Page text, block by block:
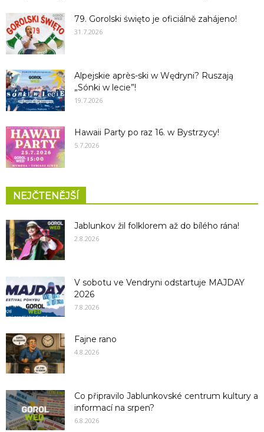
79. Gorolski święto je oficiálně zahájeno!
31.7.2026
Alpejskie après-ski w Wędryni? Ruszają
„Sónki w lecie”!
19.7.2026
Hawaii Party po raz 16. w Bystrzycy!
5.7.2026
NEJČTENĚJŠÍ
Jablunkov žil folklorem až do bílého rána!
2.8.2026
V sobotu ve Vendryni odstartuje MAJDAY
2026
7.8.2026
Fajne rano
4.8.2026
Co připravilo Jablunkovské centrum kultury a
informací na srpen?
6.8.2026